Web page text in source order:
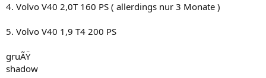
4. Volvo V40 2,0T 160 PS ( allerdings nur 3 Monate )
5. Volvo V40 1,9 T4 200 PS
gruÃŸ
shadow